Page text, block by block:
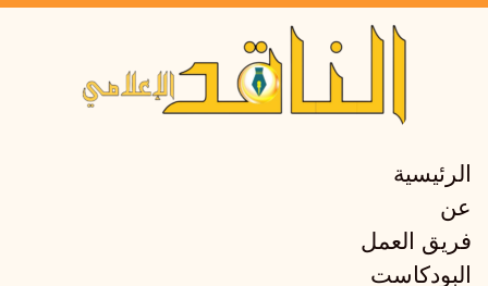
الرئيسية
عن
فريق العمل
البودكاست